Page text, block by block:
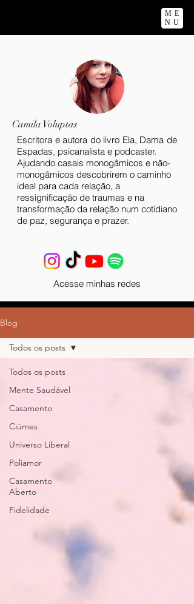
ME
NU
Camila Voluptas
Escritora e autora do livro Ela, Dama de
Espadas, psicanalista e podcaster.
Ajudando casais monogâmicos e não-
monogâmicos descobrirem o caminho
ideal para cada relação, a
ressignificação de traumas e na
transformação da relação num cotidiano
de paz, segurança e prazer.
Acesse minhas redes
Blog
Todos os posts
Mente Saudável
Casamento
Ciúmes
Universo Liberal
Poliamor
Casamento
Aberto
Fidelidade
Todos os posts